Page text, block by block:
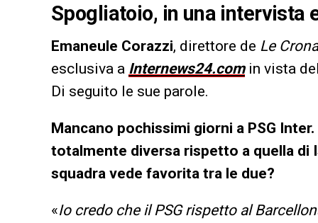
Spogliatoio, in una intervista
Emaneule Corazzi, direttore de Le
esclusiva a Internews24.comin vista
Di seguito le sue parole.
Mancano pochissimi giorni a PSG
totalmente diversa rispetto a quella di
squadra vede favorita tra le due?
«Io credo che il PSG rispetto al